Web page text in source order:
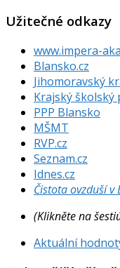
Užitečné odkazy
www.impera-
Blansko.cz
Jihomoravský
Krajský školský
PPP Blansko
MŠMT
RVP.cz
Seznam.cz
Idnes.cz
Čistota ovzduší v
(Klikněte na
Aktuální